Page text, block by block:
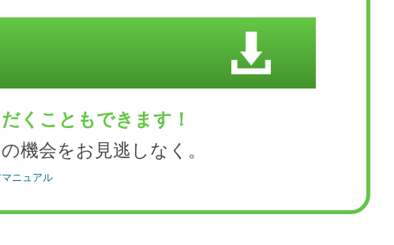
くこともできます！
機会をお見逃しなく。
ニュアル